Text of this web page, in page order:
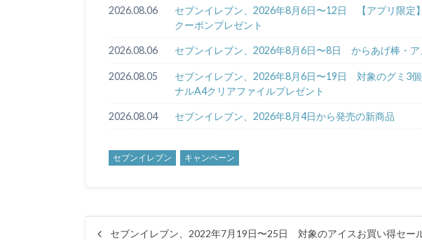
2026.08.06
セブンイレブン、2026年8月6日〜12日 【アプリ限定
クーポンプレゼント
2026.08.06 セブンイレブン、2026年8月6日〜8日 からあげ棒・
2026.08.05
セブンイレブン、2026年8月6日〜19日 対象のグミ3
ナルA4クリアファイルプレゼント
2026.08.04 セブンイレブン、2026年8月4日から発売の新商品
セブンイレブン キャンペーン
セブンイレブン、2022年7月19日〜25日 対象のアイスお買い得セー